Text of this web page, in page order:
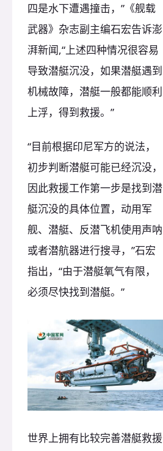
四是水下遭遇撞击，”《舰载
武器》杂志副主编石宏告诉澎
湃新闻,“上述四种情况很容易
导致潜艇沉没，如果潜艇遇到
机械故障，潜艇一般都能顺利
上浮，得到救援。”
“目前根据印尼军方的说法，
初步判断潜艇可能已经沉没，
因此救援工作第一步是找到潜
艇沉没的具体位置，动用军
舰、潜艇、反潜飞机使用声呐
或者潜航器进行搜寻，”石宏
指出，“由于潜艇氧气有限，
必须尽快找到潜艇。”
世界上拥有比较完善潜艇救援